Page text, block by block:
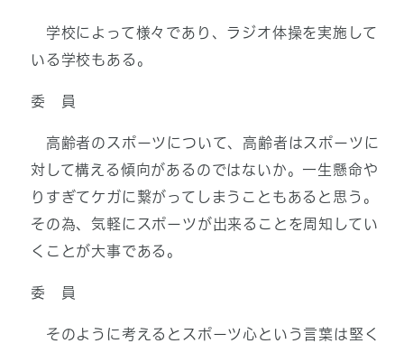
学校によって様々であり、ラジオ体操を実施して
いる学校もある。
委 員
高齢者のスポーツについて、高齢者はスポーツに
対して構える傾向があるのではないか。一生懸命や
りすぎてケガに繋がってしまうこともあると思う。
その為、気軽にスポーツが出来ることを周知してい
くことが大事である。
委 員
そのように考えるとスポーツ心という言葉は堅く